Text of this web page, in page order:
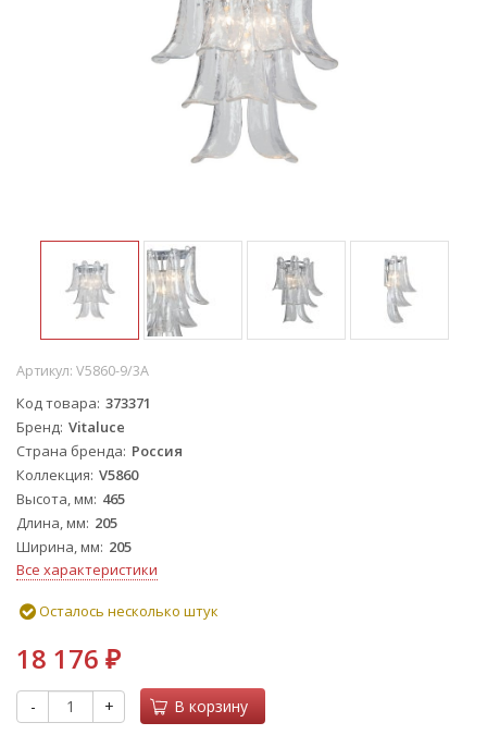
Артикул: V5860-9/3A
Код товара 373371
Бренд Vitaluce
Страна бренда Россия
Коллекция V5860
Высота, мм 465
Длина, мм 205
Ширина, мм 205
Все характеристики
Осталось несколько штук
18 176 ₽
- + В корзину